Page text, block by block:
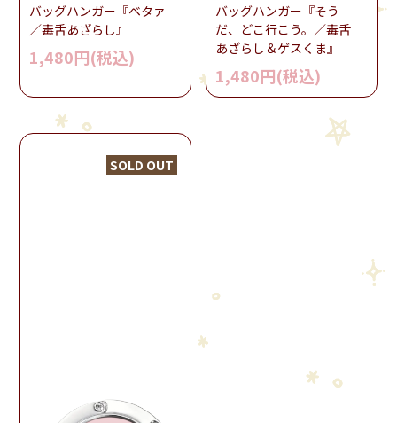
バッグハンガー『ベタァ
／毒舌あざらし』
1,480円(税込)
バッグハンガー『そう
だ、どこ行こう。／毒舌
あざらし＆ゲスくま』
1,480円(税込)
SOLD OUT